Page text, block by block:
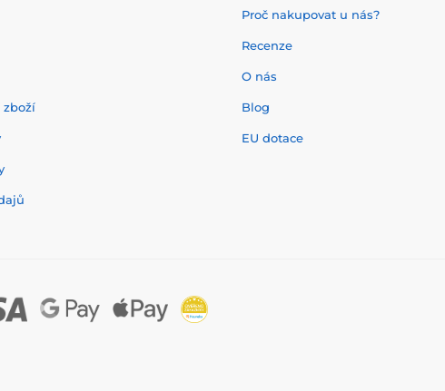
zboží
Proč nakupovat u nás?
Recenze
O nás
Blog
EU dotace